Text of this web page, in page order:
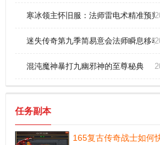
寒冰领主怀旧服：法师雷电术精准预判
迷失传奇第九季简易意会法师瞬息移
混沌魔神暴打九幽邪神的至尊秘典
任务副本
165复古传奇战士如何